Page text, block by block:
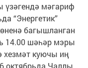
үзәгендә мәгариф
“Энергетик”
багышланган
14.00 шәһәр мэры
хезмәт куючы иң
октябрьда Чаллы